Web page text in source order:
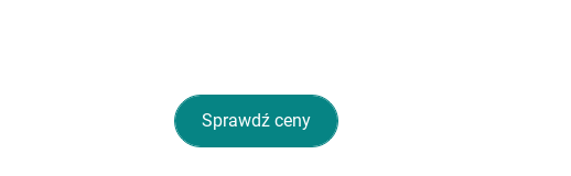
Sprawdź ceny